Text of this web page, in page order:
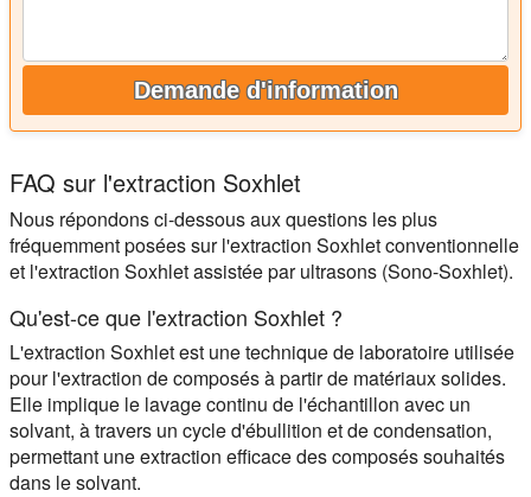
Demande d'information
FAQ sur l'extraction Soxhlet
Nous répondons ci-dessous aux questions les plus
fréquemment posées sur l'extraction Soxhlet conventionnelle
et l'extraction Soxhlet assistée par ultrasons (Sono-Soxhlet).
Qu'est-ce que l'extraction Soxhlet ?
L'extraction Soxhlet est une technique de laboratoire utilisée
pour l'extraction de composés à partir de matériaux solides.
Elle implique le lavage continu de l'échantillon avec un
solvant, à travers un cycle d'ébullition et de condensation,
permettant une extraction efficace des composés souhaités
dans le solvant.